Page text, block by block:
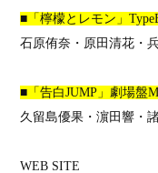
■「檸檬とレモン」
石原侑奈・原田清花・
■「告白JUMP 」劇場盤
久留島優果・濵田響・
WEB SITE